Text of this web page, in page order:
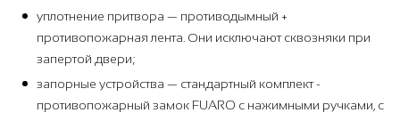
уплотнение притвора — противодымный +
противопожарная лента. Они исключают сквозняки при
запертой двери;
запорные устройства — стандартный комплект -
противопожарный замок FUARO с нажимными ручками, с